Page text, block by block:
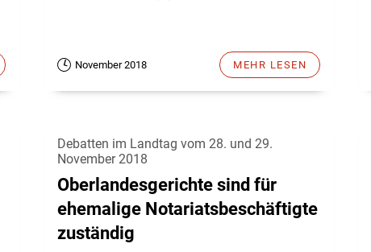
November 2018 MEHR LESEN
Debatten im Landtag vom 28. und 29.
November 2018
Oberlandesgerichte sind für
ehemalige Notariatsbeschäftigte
zuständig